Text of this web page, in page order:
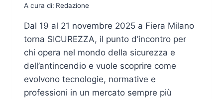
A cura di: Redazione
Dal 19 al 21 novembre 2025 a Fiera Milano
torna SICUREZZA, il punto d’incontro per
chi opera nel mondo della sicurezza e
dell’antincendio e vuole scoprire come
evolvono tecnologie, normative e
professioni in un mercato sempre più